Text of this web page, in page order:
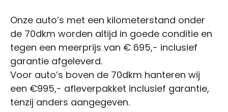
Onze auto’s met een kilometerstand onder
de 70dkm worden altijd in goede conditie en
tegen een meerprijs van € 695,- inclusief
garantie afgeleverd.
Voor auto’s boven de 70dkm hanteren wij
een €995,- afleverpakket inclusief garantie,
tenzij anders aangegeven.